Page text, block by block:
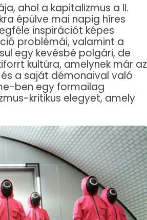
ahol a kapitalizmus a II.
épülve mai napig híres
inspirációt képes
problémái, valamint a
egy kevésbé polgári, de
kultúra, amelynek már az
a saját démonaival való
ben egy formailag
kritikus elegyet, amely